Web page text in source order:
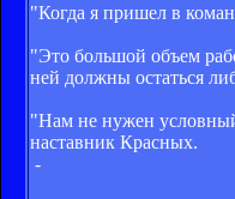
"Когда я пришел в
"Это большой объем
ней должны остаться
"Нам не нужен
наставник Красных.
-